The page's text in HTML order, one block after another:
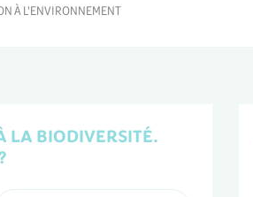
À L'ENVIRONNEMENT
LA BIODIVERSITÉ.